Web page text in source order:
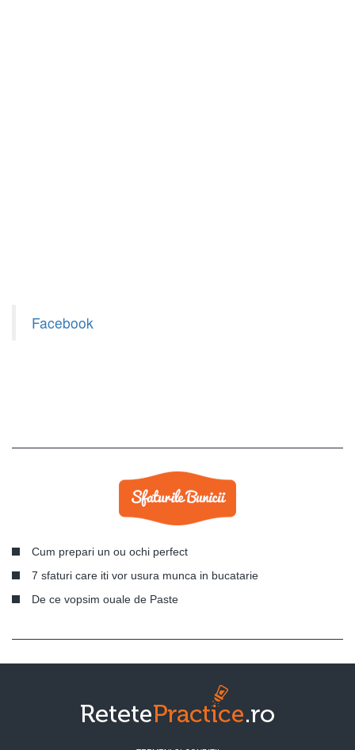
Facebook
Cum prepari un ou ochi perfect
7 sfaturi care iti vor usura munca in bucatarie
De ce vopsim ouale de Paste